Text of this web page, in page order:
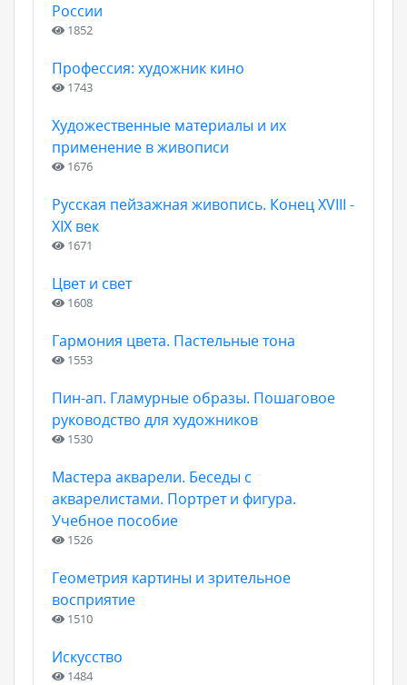
России
1852
Профессия: художник кино
1743
Художественные материалы и их
применение в живописи
1676
Русская пейзажная живопись. Конец XVIII -
XIX век
1671
Цвет и свет
1608
Гармония цвета. Пастельные тона
1553
Пин-ап. Гламурные образы. Пошаговое
руководство для художников
1530
Мастера акварели. Беседы с
акварелистами. Портрет и фигура.
Учебное пособие
1526
Геометрия картины и зрительное
восприятие
1510
Искусство
1484